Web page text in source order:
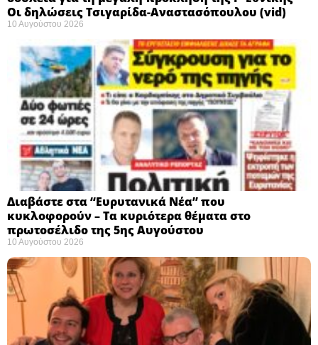
Οι δηλώσεις Τσιγαρίδα-Αναστασόπουλου (vid)
10 Αυγούστου 2026
Διαβάστε στα “Ευρυτανικά Νέα” που
κυκλοφορούν – Τα κυριότερα θέματα στο
πρωτοσέλιδο της 5ης Αυγούστου
10 Αυγούστου 2026